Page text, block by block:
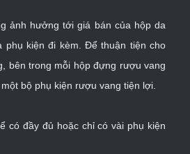
ảnh hưởng tới giá bán của hộp da
phụ kiện đi kèm. Để thuận tiện cho
bên trong mỗi hộp đựng rượu vang
bộ phụ kiện rượu vang tiện lợi.
có đầy đủ hoặc chỉ có vài phụ kiện